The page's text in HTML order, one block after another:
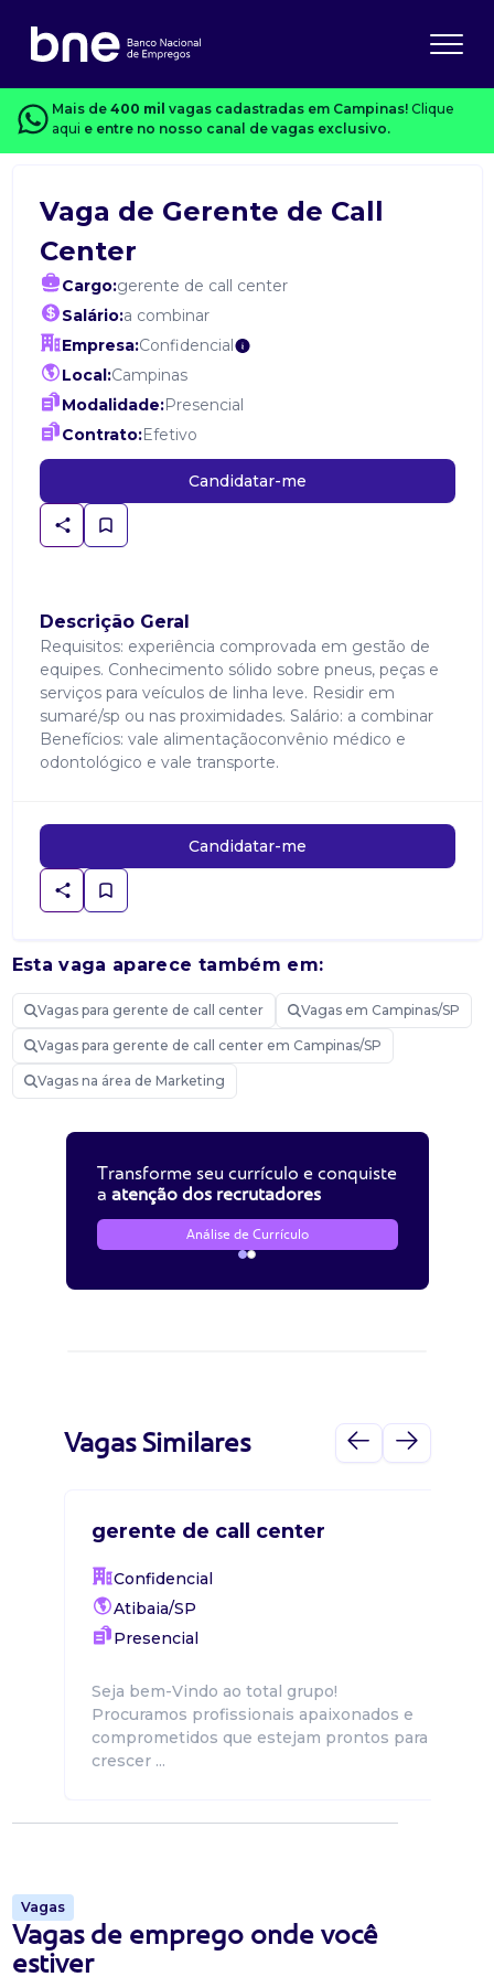
Mais de 400 mil vagas cadastradas em Campinas! Clique
aqui e entre no nosso canal de vagas exclusivo.
Vaga de Gerente de Call
Center
Cargo:gerente de call center
Salário:a combinar
Empresa:Confidencial
Local:Campinas
Modalidade:Presencial
Contrato:Efetivo
Candidatar-me
Descrição Geral
Requisitos: experiência comprovada em gestão de
equipes. Conhecimento sólido sobre pneus, peças e
serviços para veículos de linha leve. Residir em
sumaré/sp ou nas proximidades. Salário: a combinar
Benefícios: vale alimentaçãoconvênio médico e
odontológico e vale transporte.
Candidatar-me
Esta vaga aparece também em:
Vagas para gerente de call center Vagas em Campinas/SP
Vagas para gerente de call center em Campinas/SP
Vagas na área de Marketing
Transforme seu currículo e conquiste
a atenção dos recrutadores
Análise de Currículo
Vagas Similares
gerente de call center
Confidencial
Atibaia/SP
Presencial
Seja bem-Vindo ao total grupo!
Procuramos profissionais apaixonados e
comprometidos que estejam prontos para
crescer ...
Vagas
Vagas de emprego onde você
estiver